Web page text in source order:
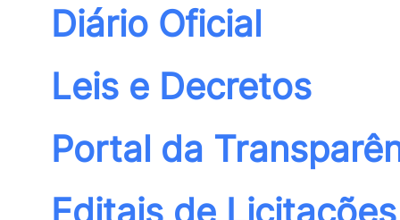
Diário Oficial
Leis e Decretos
Portal da